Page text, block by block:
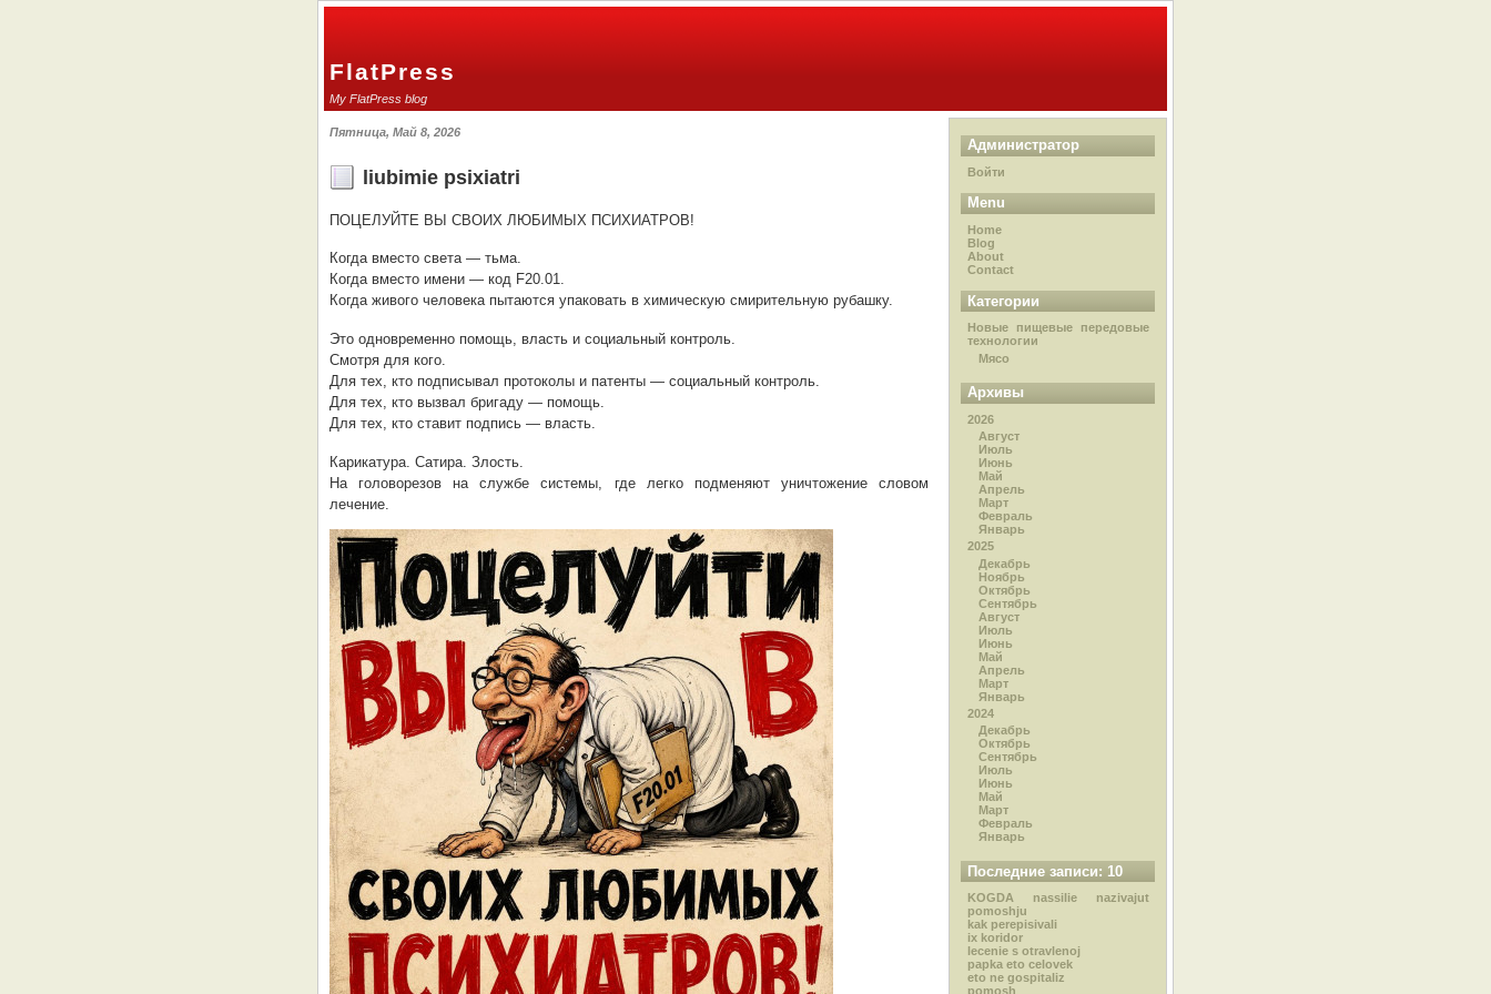
FlatPress
My FlatPress blog
Пятница, Май 8, 2026
liubimie psixiatri
ПОЦЕЛУЙТЕ ВЫ СВОИХ ЛЮБИМЫХ ПСИХИАТРОВ!
Когда вместо света — тьма.
Когда вместо имени — код F20.01.
Когда живого человека пытаются упаковать в химическую смирительную рубашку.
Это одновременно помощь, власть и социальный контроль.
Смотря для кого.
Для тех, кто подписывал протоколы и патенты — социальный контроль.
Для тех, кто вызвал бригаду — помощь.
Для тех, кто ставит подпись — власть.
Карикатура. Сатира. Злость.
На головорезов на службе системы, где легко подменяют уничтожение словом
лечение.
Администратор
Войти
Menu
Home
Blog
About
Contact
Категории
Новые пищевые передовые
технологии
Мясо
Архивы
2026
Август
Июль
Июнь
Май
Апрель
Март
Февраль
Январь
2025
Декабрь
Ноябрь
Октябрь
Сентябрь
Август
Июль
Июнь
Май
Апрель
Март
Январь
2024
Декабрь
Октябрь
Сентябрь
Июль
Июнь
Май
Март
Февраль
Январь
Последние записи: 10
KOGDA nassilie nazivajut
pomoshju
kak perepisivali
ix koridor
lecenie s otravlenoj
papka eto celovek
eto ne gospitaliz
pomosh